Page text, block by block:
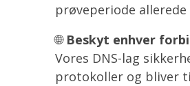
prøveperiode allerede
🌐 Beskyt enhver
Vores DNS-lag
protokoller og bliver